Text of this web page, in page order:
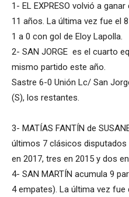
1- EL EXPRESO volvió a ganar
11 años. La última vez fue el
1 a 0 con gol de Eloy Lapolla.
2- SAN JORGE es el cuarto
mismo partido este año.
Sastre 6-0 Unión Lc/ San
(S), los restantes.
3- MATÍAS FANTÍN de
últimos 7 clásicos disputados
en 2017, tres en 2015 y dos
4- SAN MARTÍN acumula 9
4 empates). La última vez